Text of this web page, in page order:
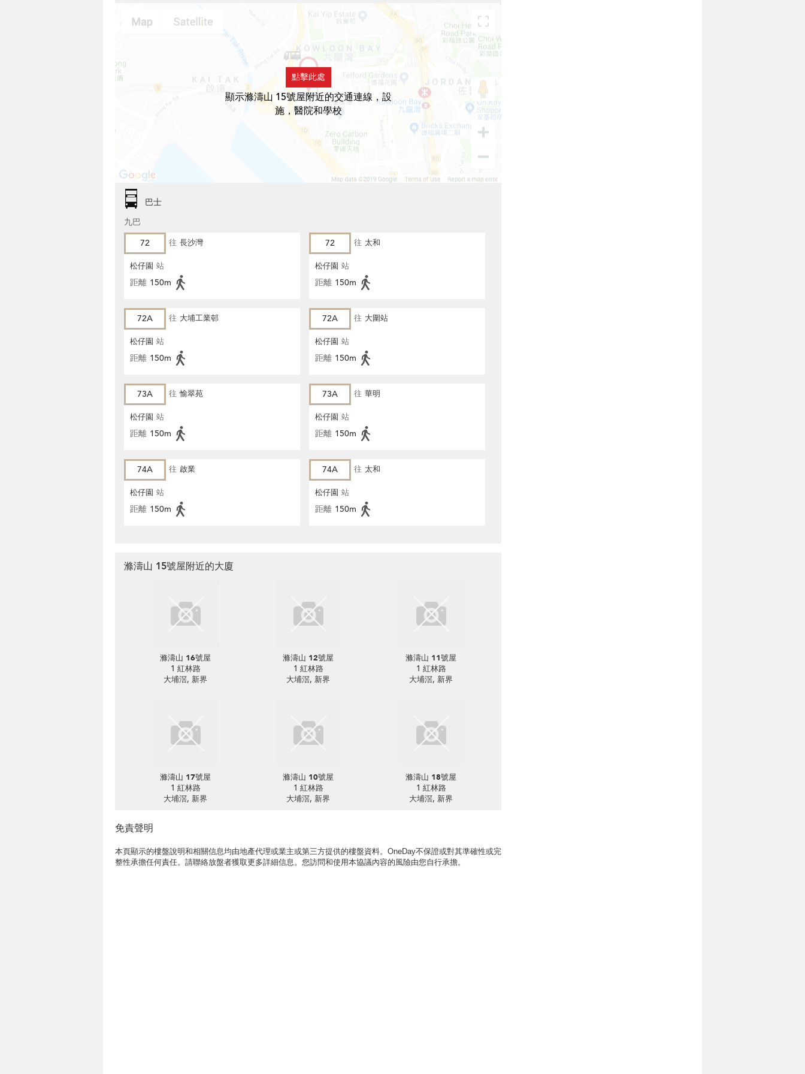
點擊此處
顯示滌濤山 15號屋附近的交通連線，設
施，醫院和學校
巴士
九巴
72
往 長沙灣
松仔園 站
距離 150m
72 往 太和
松仔園 站
距離 150m
72A 往 大埔工業邨
松仔園 站
距離 150m
72A 往 大圍站
松仔園 站
距離 150m
73A 往 愉翠苑
松仔園 站
距離 150m
73A 往 華明
松仔園 站
距離 150m
74A 往 啟業
松仔園 站
距離 150m
74A 往 太和
松仔園 站
距離 150m
滌濤山 15號屋附近的大廈
滌濤山 16號屋
1 紅林路
大埔滘, 新界
滌濤山 12號屋
1 紅林路
大埔滘, 新界
滌濤山 11號屋
1 紅林路
大埔滘, 新界
滌濤山 17號屋
1 紅林路
大埔滘, 新界
滌濤山 10號屋
1 紅林路
大埔滘, 新界
滌濤山 18號屋
1 紅林路
大埔滘, 新界
免責聲明
本頁顯示的樓盤說明和相關信息均由地產代理或業主或第三方提供的樓盤資料。OneDay不保證或對其準確性或完
整性承擔任何責任。請聯絡放盤者獲取更多詳細信息。您訪問和使用本協議內容的風險由您自行承擔。